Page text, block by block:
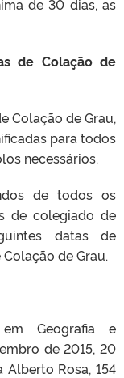
de 30 dias, as
de Colação de
Colação de Grau,
para todos
necessários.
de todos os
de colegiado de
datas de
de Grau.
Geografia e
de 2015, 20
Alberto Rosa, 154